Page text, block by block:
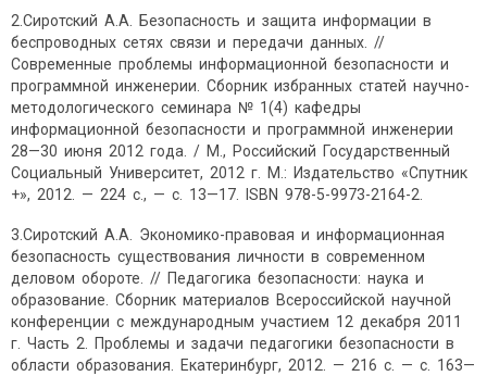
2.Сиротский А.А. Безопасность и защита информации в
беспроводных сетях связи и передачи данных. //
Современные проблемы информационной безопасности и
программной инженерии. Сборник избранных статей научно-
методологического семинара № 1(4) кафедры
информационной безопасности и программной инженерии
28—30 июня 2012 года. / М., Российский Государственный
Социальный Университет, 2012 г. М.: Издательство «Спутник
+», 2012. — 224 с., — с. 13—17. ISBN 978-5-9973-2164-2.
3.Сиротский А.А. Экономико-правовая и информационная
безопасность существования личности в современном
деловом обороте. // Педагогика безопасности: наука и
образование. Сборник материалов Всероссийской научной
конференции с международным участием 12 декабря 2011
г. Часть 2. Проблемы и задачи педагогики безопасности в
области образования. Екатеринбург, 2012. — 216 с. — с. 163—